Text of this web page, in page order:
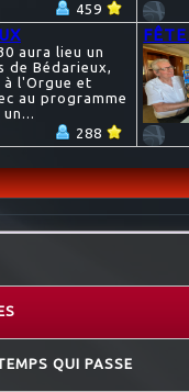
459
aura lieu un
de Bédarieux,
à l'Orgue et
au programme
288
QUI PASSE